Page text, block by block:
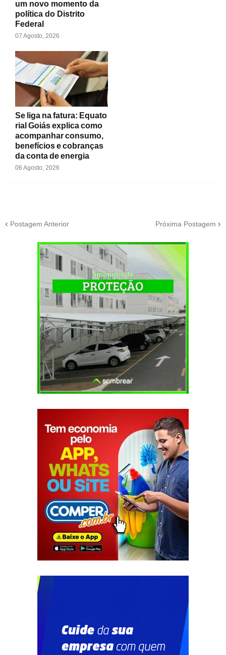
um novo momento da
política do Distrito
Federal
07 Agosto, 2026
Se liga na fatura: Equato
rial Goiás explica como
acompanhar consumo,
benefícios e cobranças
da conta de energia
06 Agosto, 2026
Postagem Anterior Próxima Postagem